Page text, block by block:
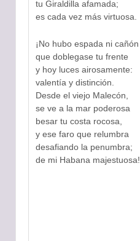
tu Giraldilla afamada;
es cada vez más virtuosa.
¡No hubo espada ni cañón
que doblegase tu frente
y hoy luces airosamente:
valentía y distinción.
Desde el viejo Malecón,
se ve a la mar poderosa
besar tu costa rocosa,
y ese faro que relumbra
desafiando la penumbra;
de mi Habana majestuosa!